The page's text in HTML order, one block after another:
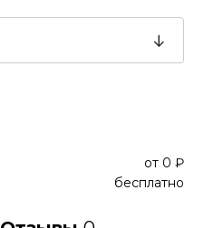
от 0 ₽
бесплатно